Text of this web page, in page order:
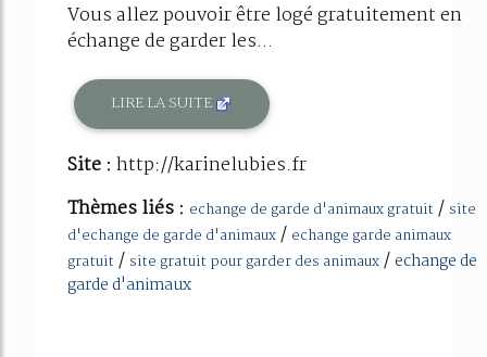
Vous allez pouvoir être logé gratuitement en
échange de garder les...
LIRE LA SUITE
Site : http://karinelubies.fr
Thèmes liés : echange de garde d'animaux gratuit / site
d'echange de garde d'animaux/ echange garde animaux
gratuit / site gratuit pour garder des animaux/ echange de
garde d'animaux